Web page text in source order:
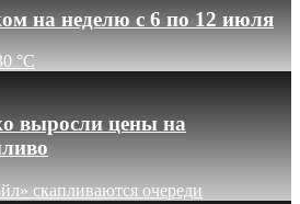
на неделю с 6 по 12 июля
°C
выросли цены на
скапливаются очереди